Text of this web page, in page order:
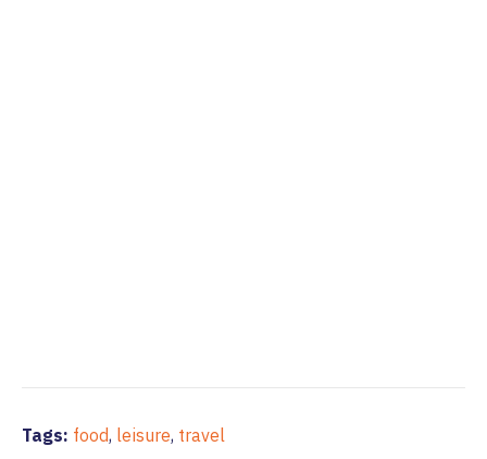
Tags: food, leisure, travel